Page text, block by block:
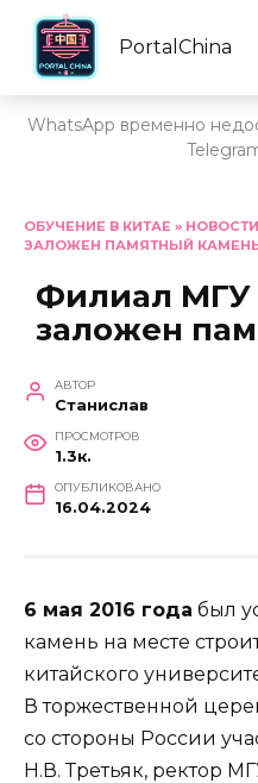
PortalChina
WhatsApp временно
содержанию
ОБУЧЕНИЕ В КИТАЕ » НОВОСТИ
ЗАЛОЖЕН ПАМЯТНЫЙ
Филиал МГУ
заложен
АВТОР
Станислав
ПРОСМОТРОВ
1.3к.
ОПУБЛИКОВАНО
16.04.2024
6 мая 2016 года был
камень на месте
китайского
В торжественной
со стороны России
Н.В. Третьяк, ректор